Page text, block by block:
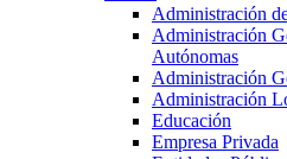
Administración
Administración
Autónomas
Administración
Administración
Educación
Empresa Privada